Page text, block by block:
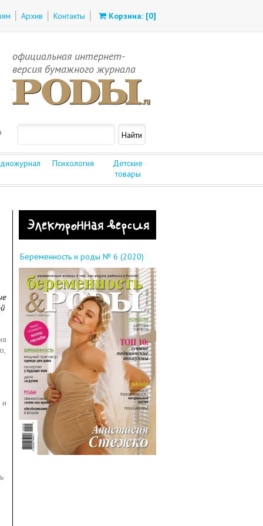
Архив Контакты Корзина: [0]
официальная интернет-
версия бумажного журнала
Психология
Детские
товары
и
Электронная версия
Беременность и роды № 6 (2020)